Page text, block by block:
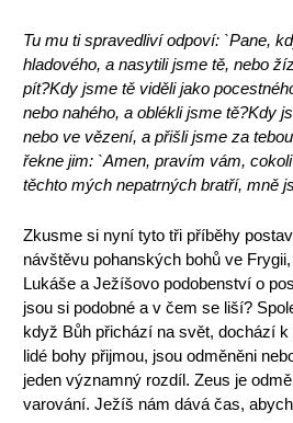
Tu mu ti spravedliví odpoví: `Pane,
hladového, a nasytili jsme tě, nebo
pít?Kdy jsme tě viděli jako
nebo nahého, a oblékli jsme tě?Kdy
nebo ve vězení, a přišli jsme za
řekne jim: `Amen, pravím vám,
těchto mých nepatrných bratří, mně
Zkusme si nyní tyto tři příběhy
návštěvu pohanských bohů ve
Lukáše a Ježíšovo podobenství o
jsou si podobné a v čem se liší?
když Bůh přichází na svět, dochází k
lidé bohy přijmou, jsou odměněni
jeden významný rozdíl. Zeus je
varování. Ježíš nám dává čas,